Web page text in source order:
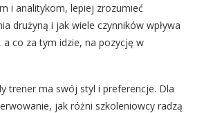
i analitykom, lepiej zrozumieć
drużyną i jak wiele czynników wpływa
co za tym idzie, na pozycję w
trener ma swój styl i preferencje. Dla
jak różni szkoleniowcy radzą